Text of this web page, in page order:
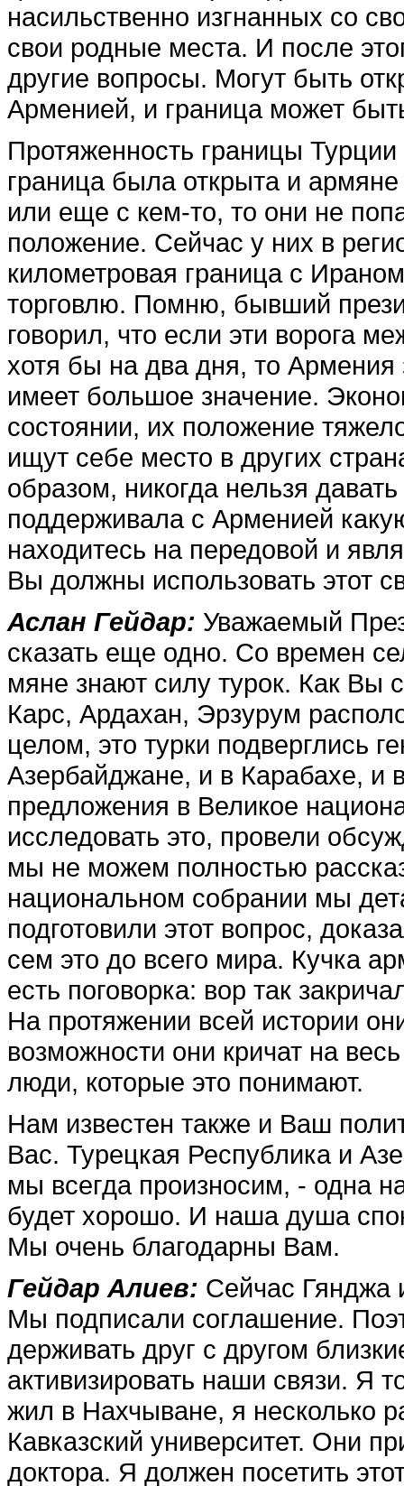
насиль­ственно изгнанных со
свои родные места. И после
другие вопросы. Мо­гут быть
Арменией, и гра­ница может
Протяженность границы
граница была открыта и
или еще с кем-то, то они не
положение. Сейчас у них в
километровая граница с
тор­говлю. Помню, бывший
говорил, что если эти ворога
хотя бы на два дня, то Армения
име­ет большое значение.
состоянии, их положение
ищут себе мес­то в других
об­разом, никогда нельзя
поддерживала с Арменией
находитесь на передовой и
Вы должны ис­пользовать этот
Аслан Гейдар: Уважаемый
сказать еще одно. Со времен
мяне знают силу турок. Как
Карс, Ардахан, Эрзурум
целом, это турки подверглись
Азербайджане, и в Карабахе,
предложения в Великое
исследовать это, провели
мы не можем полностью
национальном соб­рании мы
подготовили этот вопрос,
сем это до всего мира. Кучка
есть поговорка: вор так
На про­тяжении всей истории
возможности они кричат на
люди, кото­рые это понимают.
Нам известен также и Ваш
Вас. Турецкая Республика и
мы всегда произносим, - одна
будет хорошо. И наша душа
Мы очень благодарны Вам.
Гейдар Алиев: Сейчас Гянджа
Мы подпи­сали соглашение.
держивать друг с другом
активизировать наши связи. Я
жил в Нахчыване, я несколько
Кавказский университет. Они
доктора. Я должен посе­тить